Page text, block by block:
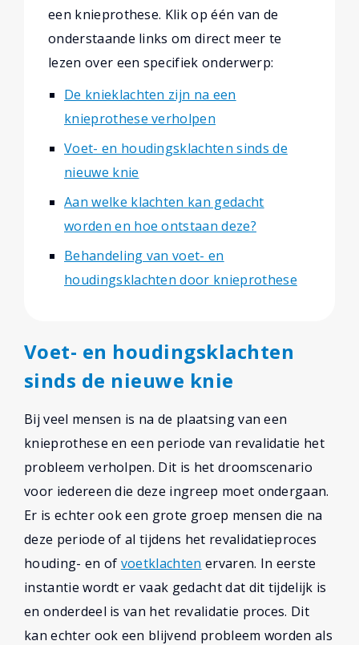
een knieprothese. Klik op één van de
onderstaande links om direct meer te
lezen over een specifiek onderwerp:
De knieklachten zijn na een
knieprothese verholpen
Voet- en houdingsklachten sinds de
nieuwe knie
Aan welke klachten kan gedacht
worden en hoe ontstaan deze?
Behandeling van voet- en
houdingsklachten door knieprothese
Voet- en houdingsklachten
sinds de nieuwe knie
Bij veel mensen is na de plaatsing van een
knieprothese en een periode van revalidatie het
probleem verholpen. Dit is het droomscenario
voor iedereen die deze ingreep moet ondergaan.
Er is echter ook een grote groep mensen die na
deze periode of al tijdens het revalidatieproces
houding- en of voetklachten ervaren. In eerste
instantie wordt er vaak gedacht dat dit tijdelijk is
en onderdeel is van het revalidatie proces. Dit
kan echter ook een blijvend probleem worden als